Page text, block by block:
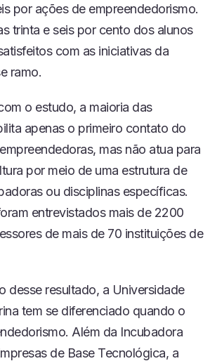
por ações de empreendedorismo.
trinta e seis por cento dos alunos
com as iniciativas da
ramo.
o estudo, a maioria das
apenas o primeiro contato do
mas não atua para
por meio de uma estrutura de
ou disciplinas específicas.
entrevistados mais de 2200
de mais de 70 instituições de
desse resultado, a Universidade
tem se diferenciado quando o
Além da Incubadora
de Base Tecnológica, a